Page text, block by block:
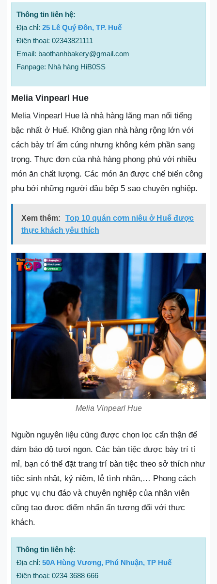
Thông tin liên hệ:
Địa chỉ: 25 Lê Quý Đôn, TP. Huế
Điện thoại: 02343821111
Email: baothanhbakery@gmail.com
Fanpage: Nhà hàng HiB0SS
Melia Vinpearl Hue
Melia Vinpearl Hue là nhà hàng lãng mạn nổi tiếng
bậc nhất ở Huế. Không gian nhà hàng rộng lớn với
cách bày trí ấm cúng nhưng không kém phần sang
trọng. Thực đơn của nhà hàng phong phú với nhiều
món ăn chất lượng. Các món ăn được chế biến công
phu bởi những người đầu bếp 5 sao chuyên nghiệp.
Xem thêm:
Top 10 quán cơm niêu ở Huế được
thực khách yêu thích
Melia Vinpearl Hue
Nguồn nguyên liệu cũng được chọn lọc cẩn thận để
đảm bảo độ tươi ngon. Các bàn tiệc được bày trí tỉ
mỉ, bạn có thể đặt trang trí bàn tiệc theo sở thích như
tiệc sinh nhật, kỷ niệm, lễ tình nhân,… Phong cách
phục vụ chu đáo và chuyên nghiệp của nhân viên
cũng tạo được điểm nhấn ấn tượng đối với thực
khách.
Thông tin liên hệ:
Địa chỉ: 50A Hùng Vương, Phú Nhuận, TP Huế
Điện thoại: 0234 3688 666